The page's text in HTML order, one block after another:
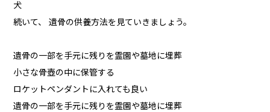
犬
続いて、 遺骨の供養方法を見ていきましょう。
遺骨の一部を手元に残りを霊園や墓地に埋葬
小さな骨壺の中に保管する
ロケットペンダントに入れても良い
遺骨の一部を手元に残りを霊園や墓地に埋葬